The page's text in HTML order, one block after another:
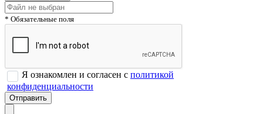
* Обязательные поля
Я ознакомлен и согласен с политикой
конфиденциальности